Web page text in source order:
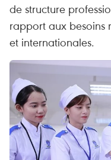
de structure
rapport aux besoins
et internationales.